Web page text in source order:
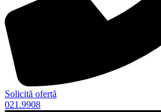
Solicită ofertă
021.9908